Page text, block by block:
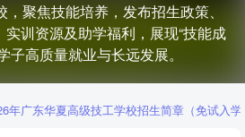
聚焦技能培养，发布招生政策、
训资源及助学福利，展现“技能成
子高质量就业与长远发展。
年广东华夏高级技工学校招生简章（免试入